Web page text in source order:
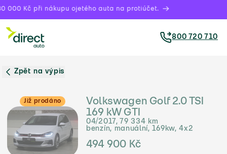
000 Kč při nákupu ojetého auta na protiúčet.
800 720 710
Zpět na výpis
Již prodáno
Volkswagen Golf 2.0 TSI
169 kW GTI
04/2017, 79 334 km
benzín, manuální, 169kw, 4x2
494 900 Kč